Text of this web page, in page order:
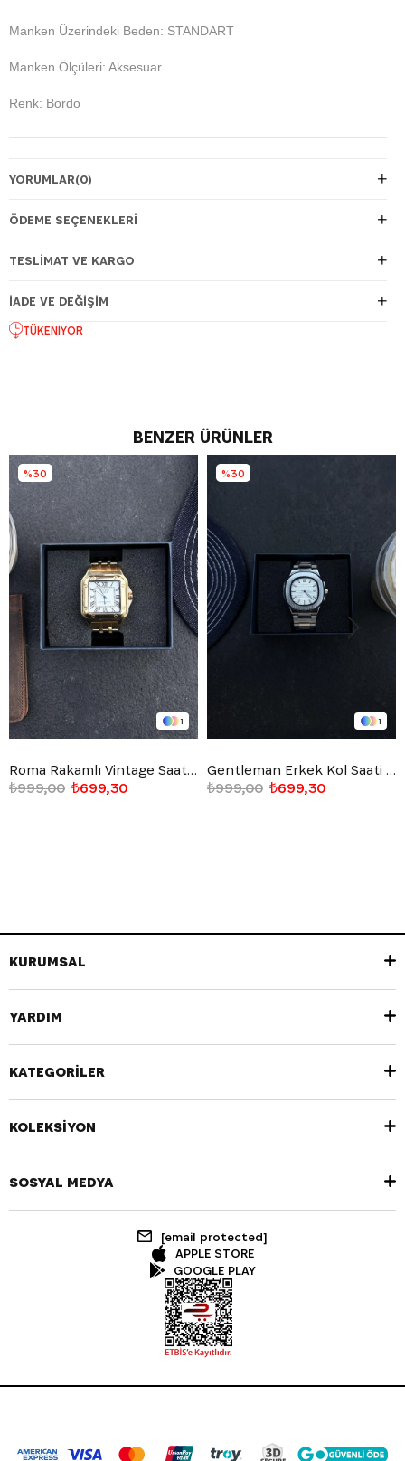
Manken Üzerindeki Beden: STANDART
Manken Ölçüleri: Aksesuar
Renk: Bordo
YORUMLAR(0)
ÖDEME SEÇENEKLERI
TESLIMAT VE KARGO
İADE VE DEĞIŞIM
TÜKENIYOR
BENZER ÜRÜNLER
1
Roma Rakamlı Vintage Saat Altın Sarısı
₺699,30
₺999,00
%30
1
Gentleman Erkek Kol Saati Beyaz
₺699,30
₺999,00
%30
KURUMSAL
YARDIM
KATEGORİLER
KOLEKSİYON
SOSYAL MEDYA
[email protected]
APPLE STORE
GOOGLE PLAY